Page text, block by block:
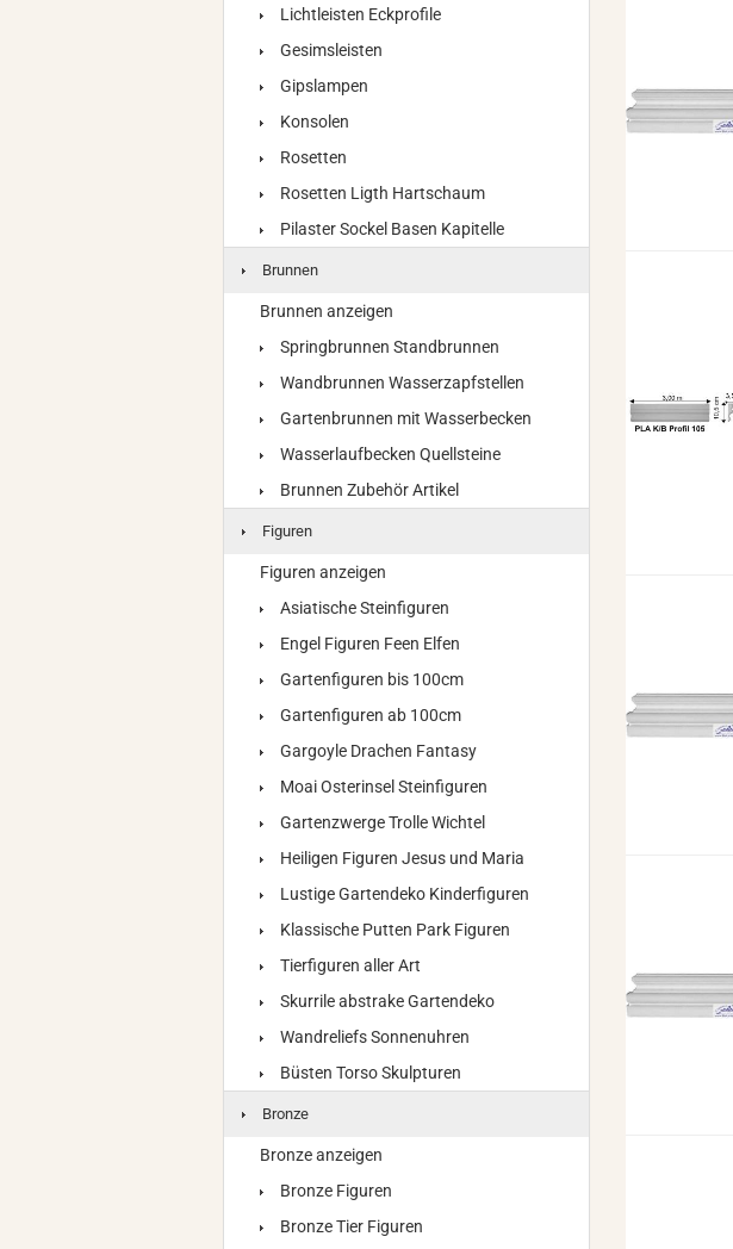
Lichtleisten Eckprofile
Gesimsleisten
Gipslampen
Konsolen
Rosetten
Rosetten Ligth Hartschaum
Pilaster Sockel Basen Kapitelle
Brunnen
Brunnen anzeigen
Springbrunnen Standbrunnen
Wandbrunnen Wasserzapfstellen
Gartenbrunnen mit Wasserbecken
Wasserlaufbecken Quellsteine
Brunnen Zubehör Artikel
Figuren
Figuren anzeigen
Asiatische Steinfiguren
Engel Figuren Feen Elfen
Gartenfiguren bis 100cm
Gartenfiguren ab 100cm
Gargoyle Drachen Fantasy
Moai Osterinsel Steinfiguren
Gartenzwerge Trolle Wichtel
Heiligen Figuren Jesus und Maria
Lustige Gartendeko Kinderfiguren
Klassische Putten Park Figuren
Tierfiguren aller Art
Skurrile abstrake Gartendeko
Wandreliefs Sonnenuhren
Büsten Torso Skulpturen
Bronze
Bronze anzeigen
Bronze Figuren
Bronze Tier Figuren